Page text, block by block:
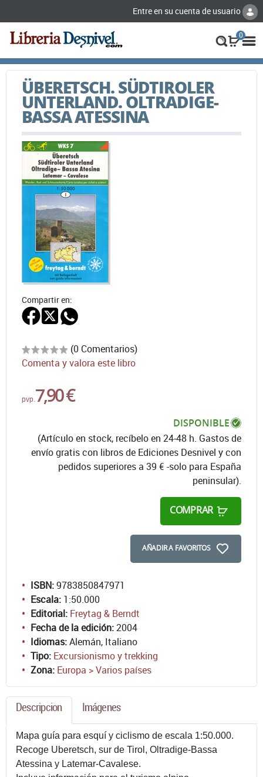
Entre en su cuenta de usuario
0
ÜBERETSCH. SÜDTIROLER
UNTERLAND. OLTRADIGE-
BASSA ATESSINA
Compartir en:
(0 Comentarios)
Comenta y valora este libro
pvp. 7,90 €
DISPONIBLE
(Artículo en stock, recíbelo en 24-48 h. Gastos de
envío gratis con libros de Ediciones Desnivel y con
pedidos superiores a 39 € -solo para España
peninsular).
COMPRAR
AÑADIR A FAVORITOS
ISBN:9783850847971
Escala: 1:50.000
Editorial: Freytag & Berndt
Fecha de la edición:2004
Idiomas:Alemán, Italiano
Tipo: Excursionismo y trekking
Zona: Europa > Varios países
Descripcion Imágenes
Mapa guía para esquí y ciclismo de escala 1:50.000.
Recoge Uberetsch, sur de Tirol, Oltradige-Bassa
Atessina y Latemar-Cavalese.